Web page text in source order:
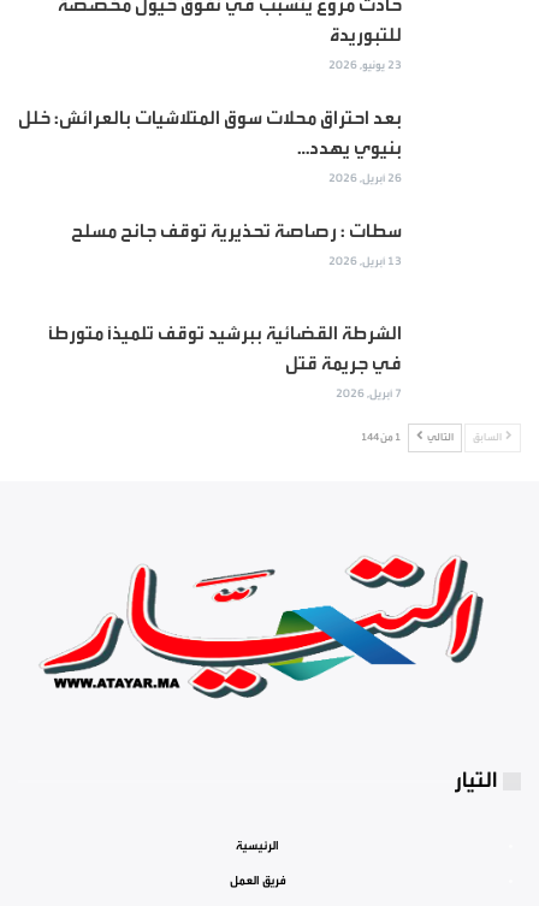
للتبوريدة
23 يونيو, 2026
بعد احتراق محلات سوق المتلاشيات بالعرائش: خلل
بنيوي يهدد…
26 أبريل, 2026
سطات : رصاصة تحذيرية توقف جانح مسلح
13 أبريل, 2026
الشرطة القضائية ببرشيد توقف تلميذاً متورطاً
في جريمة قتل
7 أبريل, 2026
السابق التالي 1 من 144
التيار
الرئيسية
فريق العمل